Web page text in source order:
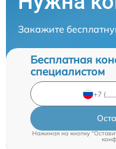
Закажите
Бесплатная
специалистом
Нажимая на кнопку